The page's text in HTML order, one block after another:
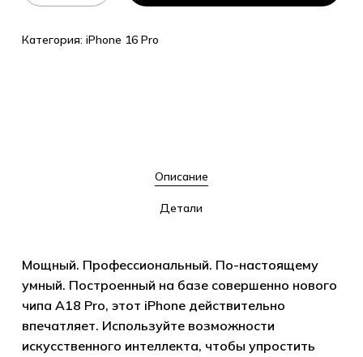
Категория: iPhone 16 Pro
Описание
Детали
Мощный. Профессиональный. По-настоящему
умный. Построенный на базе совершенно нового
чипа A18 Pro, этот iPhone действительно
впечатляет. Используйте возможности
искусственного интеллекта, чтобы упростить